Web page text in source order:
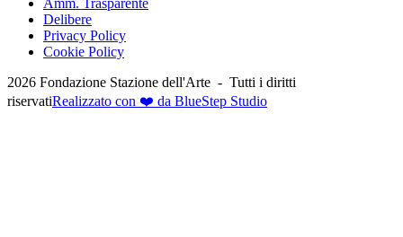
Amm. Trasparente
Delibere
Privacy Policy
Cookie Policy
2026 Fondazione Stazione dell'Arte - Tutti i diritti
riservatiRealizzato con ❤️ da BlueStep Studio